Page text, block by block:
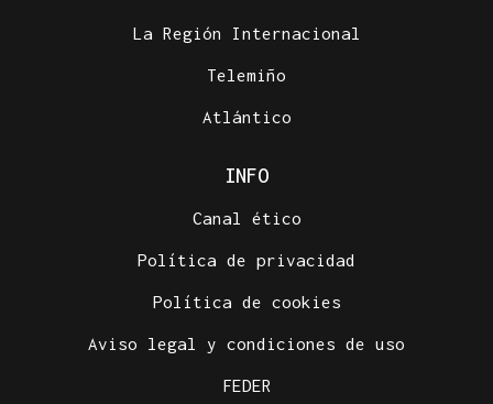
La Región Internacional
Telemiño
Atlántico
INFO
Canal ético
Política de privacidad
Política de cookies
Aviso legal y condiciones de uso
FEDER